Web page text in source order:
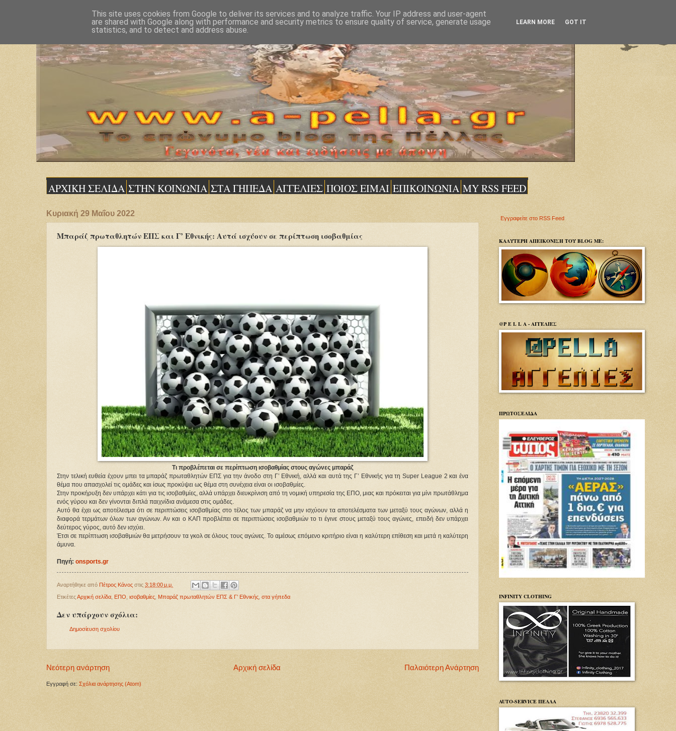
ΑΡΧΙΚΗ ΣΕΛΙΔΑ ΣΤΗΝ ΚΟΙΝΩΝΙΑ ΣΤΑ ΓΗΠΕΔΑ ΑΓΓΕΛΙΕΣ ΠΟΙΟΣ ΕΙΜΑΙ ΕΠΙΚΟΙΝΩΝΙΑ MY RSS FEED
Κυριακή 29 Μαΐου 2022
Μπαράζ πρωταθλητών ΕΠΣ και Γ’ Εθνικής: Αυτά ισχύουν σε περίπτωση ισοβαθμίας
Τι προβλέπεται σε περίπτωση ισοβαθμίας στους αγώνες μπαράζ
Στην τελική ευθεία έχουν μπει τα μπαράζ πρωταθλητών ΕΠΣ για την άνοδο στη Γ’ Εθνική, αλλά και αυτά της Γ’ Εθνικής για τη Super League 2 και ένα
θέμα που απασχολεί τις ομάδες και ίσως προκύψει ως θέμα στη συνέχεια είναι οι ισοβαθμίες.
Στην προκήρυξη δεν υπάρχει κάτι για τις ισοβαθμίες, αλλά υπάρχει διευκρίνιση από τη νομική υπηρεσία της ΕΠΟ, μιας και πρόκειται για μίνι πρωτάθλημα
ενός γύρου και δεν γίνονται διπλά παιχνίδια ανάμεσα στις ομάδες.
Αυτό θα έχει ως αποτέλεσμα ότι σε περιπτώσεις ισοβαθμίας στο τέλος των μπαράζ να μην ισχύουν τα αποτελέσματα των μεταξύ τους αγώνων, αλλά η
διαφορά τερμάτων όλων των αγώνων. Αν και ο ΚΑΠ προβλέπει σε περιπτώσεις ισοβαθμιών το τι έγινε στους μεταξύ τους αγώνες, επειδή δεν υπάρχει
δεύτερος γύρος, αυτό δεν ισχύει.
Έτσι σε περίπτωση ισοβαθμιών θα μετρήσουν τα γκολ σε όλους τους αγώνες. Το αμέσως επόμενο κριτήριο είναι η καλύτερη επίθεση και μετά η καλύτερη
άμυνα.
Πηγή: onsports.gr
Αναρτήθηκε από Πέτρος Κάνος στις 3:18:00 μ.μ.
ΕτικέτεςΑρχική σελίδα ΕΠΟ ισοβαθμίες Μπαράζ πρωταθλητών ΕΠΣ & Γ’ Εθνικής στα γήπεδα
Δεν υπάρχουν σχόλια:
Δημοσίευση σχολίου
Νεότερη ανάρτηση Παλαιότερη Ανάρτηση
Αρχική σελίδα
Εγγραφή σε: Σχόλια ανάρτησης (Atom)
Εγγραφείτε στο RSS Feed
ΚΑΛΥΤΕΡΗ ΑΠΕΙΚΟΝΙΣΗ ΤΟΥ BLOG ΜΕ:
@P E L L A - ΑΓΓΕΛΙΕΣ
ΠΡΩΤΟΣΕΛΙΔΑ
INFINITY CLOTHING
AUTO-SERVICE ΠΕΛΛΑ
This site uses cookies from Google to deliver its services and to analyze traffic. Your IP address and user-agent
are shared with Google along with performance and security metrics to ensure quality of service, generate usage
statistics, and to detect and address abuse.
LEARN MORE GOT IT